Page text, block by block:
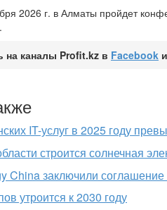
2026 г. в Алматы пройдет
на каналы Profit.kz в Facebook и
IT-услуг в 2025 году
строится солнечная
China заключили
утроится к 2030 году